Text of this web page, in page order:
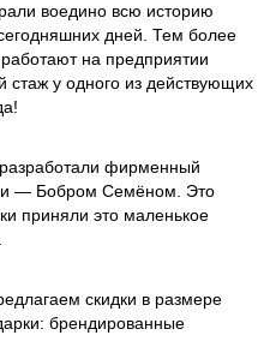
воедино всю историю
дней. Тем более
на предприятии
у одного из действующих
фирменный
— Бобром Семёном. Это
приняли это маленькое
скидки в размере
брендированные